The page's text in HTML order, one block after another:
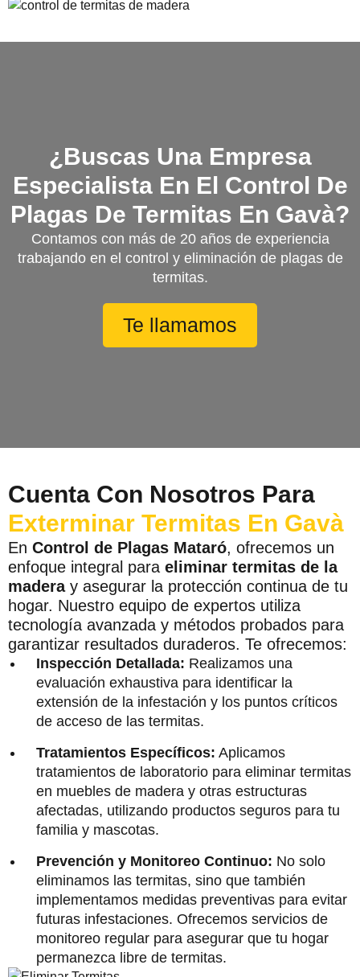
¿Buscas Una Empresa
Especialista En El Control De
Plagas De Termitas En Gavà?
Contamos con más de 20 años de experiencia
trabajando en el control y eliminación de plagas de
termitas.
Te llamamos
Cuenta Con Nosotros Para
Exterminar Termitas En Gavà
En Control de Plagas Mataró, ofrecemos un
enfoque integral para eliminar termitas de la
maderay asegurar la protección continua de tu
hogar. Nuestro equipo de expertos utiliza
tecnología avanzada y métodos probados para
garantizar resultados duraderos. Te ofrecemos:
Inspección Detallada: Realizamos una
evaluación exhaustiva para identificar la
extensión de la infestación y los puntos críticos
de acceso de las termitas.
Tratamientos Específicos: Aplicamos
tratamientos de laboratorio para eliminar termitas
en muebles de madera y otras estructuras
afectadas, utilizando productos seguros para tu
familia y mascotas.
Prevención y Monitoreo Continuo: No solo
eliminamos las termitas, sino que también
implementamos medidas preventivas para evitar
futuras infestaciones. Ofrecemos servicios de
monitoreo regular para asegurar que tu hogar
permanezca libre de termitas.